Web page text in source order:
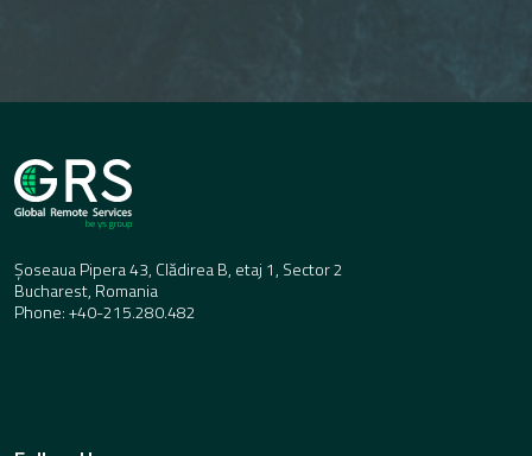
Șoseaua Pipera 43, Clădirea B, etaj 1, Sector 2
Bucharest, Romania
Phone: +40-215.280.482